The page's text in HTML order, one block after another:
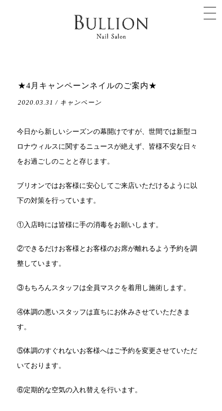
★4月キャンペーンネイルのご案内★
2020.03.31 / キャンペーン
今日から新しいシーズンの幕開けですが、世間では新型コ
ロナウィルスに関するニュースが絶えず、皆様不安な日々
をお過ごしのことと存じます。
ブリオンではお客様に安心してご来店いただけるように以
下の対策を行っています。
①入店時には皆様に手の消毒をお願いします。
②できるだけお客様とお客様のお席が離れるよう予約を調
整しています。
③もちろんスタッフは全員マスクを着用し施術します。
④体調の悪いスタッフは直ちにお休みさせていただきま
す。
⑤体調のすぐれないお客様へはご予約を変更させていただ
いております。
⑥定期的な空気の入れ替えを行います。